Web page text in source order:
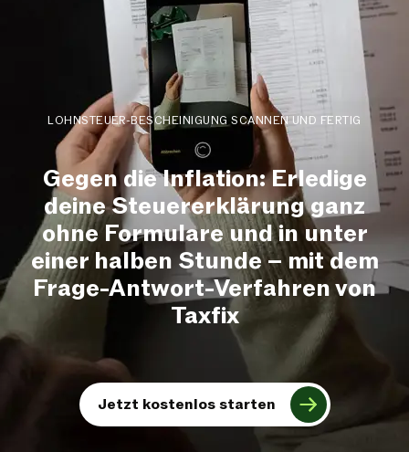
LOHNSTEUER-BESCHEINIGUNG SCANNEN UND FERTIG
Gegen die Inflation: Erledige
deine Steuererklärung ganz
ohne Formulare und in unter
einer halben Stunde – mit dem
Frage-Antwort-Verfahren von
Taxfix
Jetzt kostenlos starten